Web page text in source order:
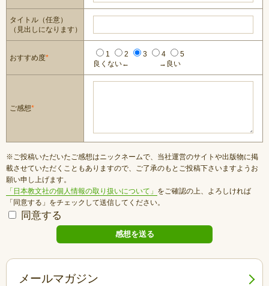
タイトル（任意）
（見出しになります）
おすすめ度* 1 2 3 4
5
良くない←
→良い
ご感想*
※ご投稿いただいたご感想はニックネームで、当社運営のサイトや出版物に掲
載させていただくこともありますので、ご了承のもとご投稿下さいますようお
願い申し上げます。
「日本教文社の個人情報の取り扱いについて」 をご確認の上、よろしければ
「同意する」をチェックして送信してください。
同意する
メールマガジン